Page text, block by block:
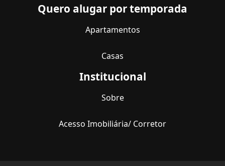
Quero alugar por temporada
Apartamentos
Casas
Institucional
Sobre
Acesso Imobiliária/ Corretor